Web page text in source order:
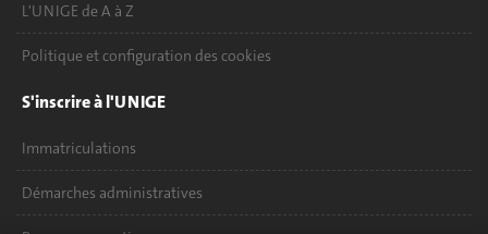
L'UNIGE de A à Z
Politique et configuration des cookies
S'inscrire à l'UNIGE
Immatriculations
Démarches administratives